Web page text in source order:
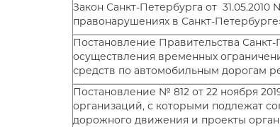
Закон Санкт-Петербурга от
правонарушениях в Санкт-
Постановление Правительства
осуществления временных
средств по автомобильным дорогам
Постановление № 812 от 22 ноября
организаций, с которыми подлежат
дорожного движения и проекты